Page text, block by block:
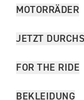
MOTORRÄDER
JETZT
FOR THE RIDE
BEKLEIDUNG